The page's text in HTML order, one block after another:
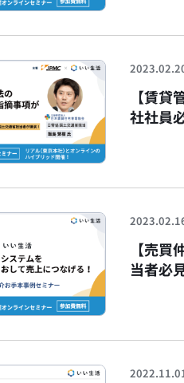
【賃
社社員
【売
当者必